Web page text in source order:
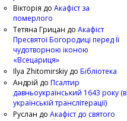
Вікторія до Акафіст за
померлого
Тетяна Грицан до Акафіст
Пресвятої Богородиці перед Її
чудотворною іконою
«Всецариця»
Ilya Zhitomirskiy до Бібліотека
Андрій до Псалтир
давньоукраїнський 1643 року (в
українській транслітерації)
Руслан до Акафіст до святого